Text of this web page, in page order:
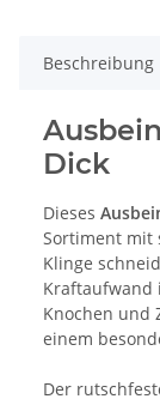
Beschreibung
Dick
Dieses
Sortiment mit
Klinge
Kraftaufwand
Knochen und
einem
Der